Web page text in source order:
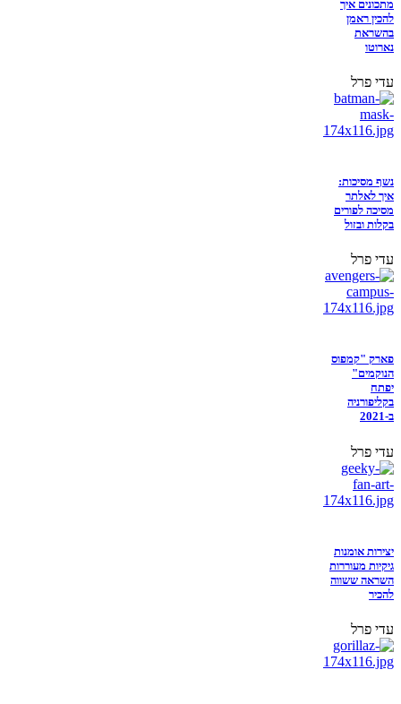
מתכונים איך
להכין ראמן
בהשראת
נארוטו
עדי פרל
נשף מסיכות:
איך לאלתר
מסיכה לפורים
בקלות ובזול
עדי פרל
פארק "קמפוס
הנוקמים"
יפתח
בקליפורניה
ב-2021
עדי פרל
יצירות אומנות
גיקיות מעוררות
השראה ששווה
להכיר
עדי פרל